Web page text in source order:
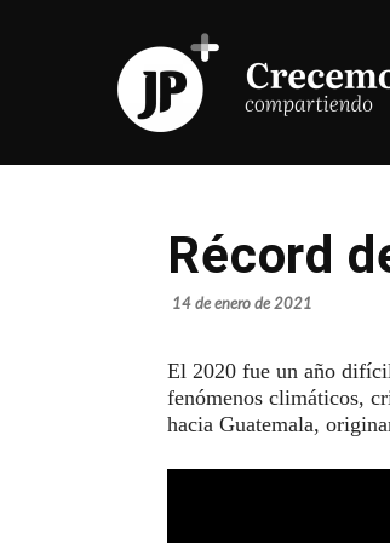
Récord
14 de enero de 2021
El 2020 fue un año
fenómenos climáticos,
hacia Guatemala,